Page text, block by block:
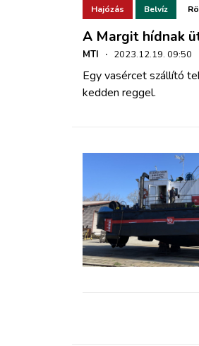
Hajózás Belvíz
A Margit hídnak
MTI · 2023.12.19. 09:50
Egy vasércet szállító
kedden reggel.